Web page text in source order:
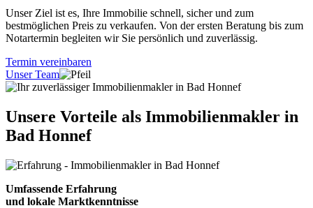
Unser Ziel ist es, Ihre Immobilie schnell, sicher und zum
bestmöglichen Preis zu verkaufen. Von der ersten Beratung bis zum
Notartermin begleiten wir Sie persönlich und zuverlässig.
Termin vereinbaren
Unser Team
Unsere Vorteile als Immobilienmakler in
Bad Honnef
Umfassende Erfahrung
und lokale Marktkenntnisse